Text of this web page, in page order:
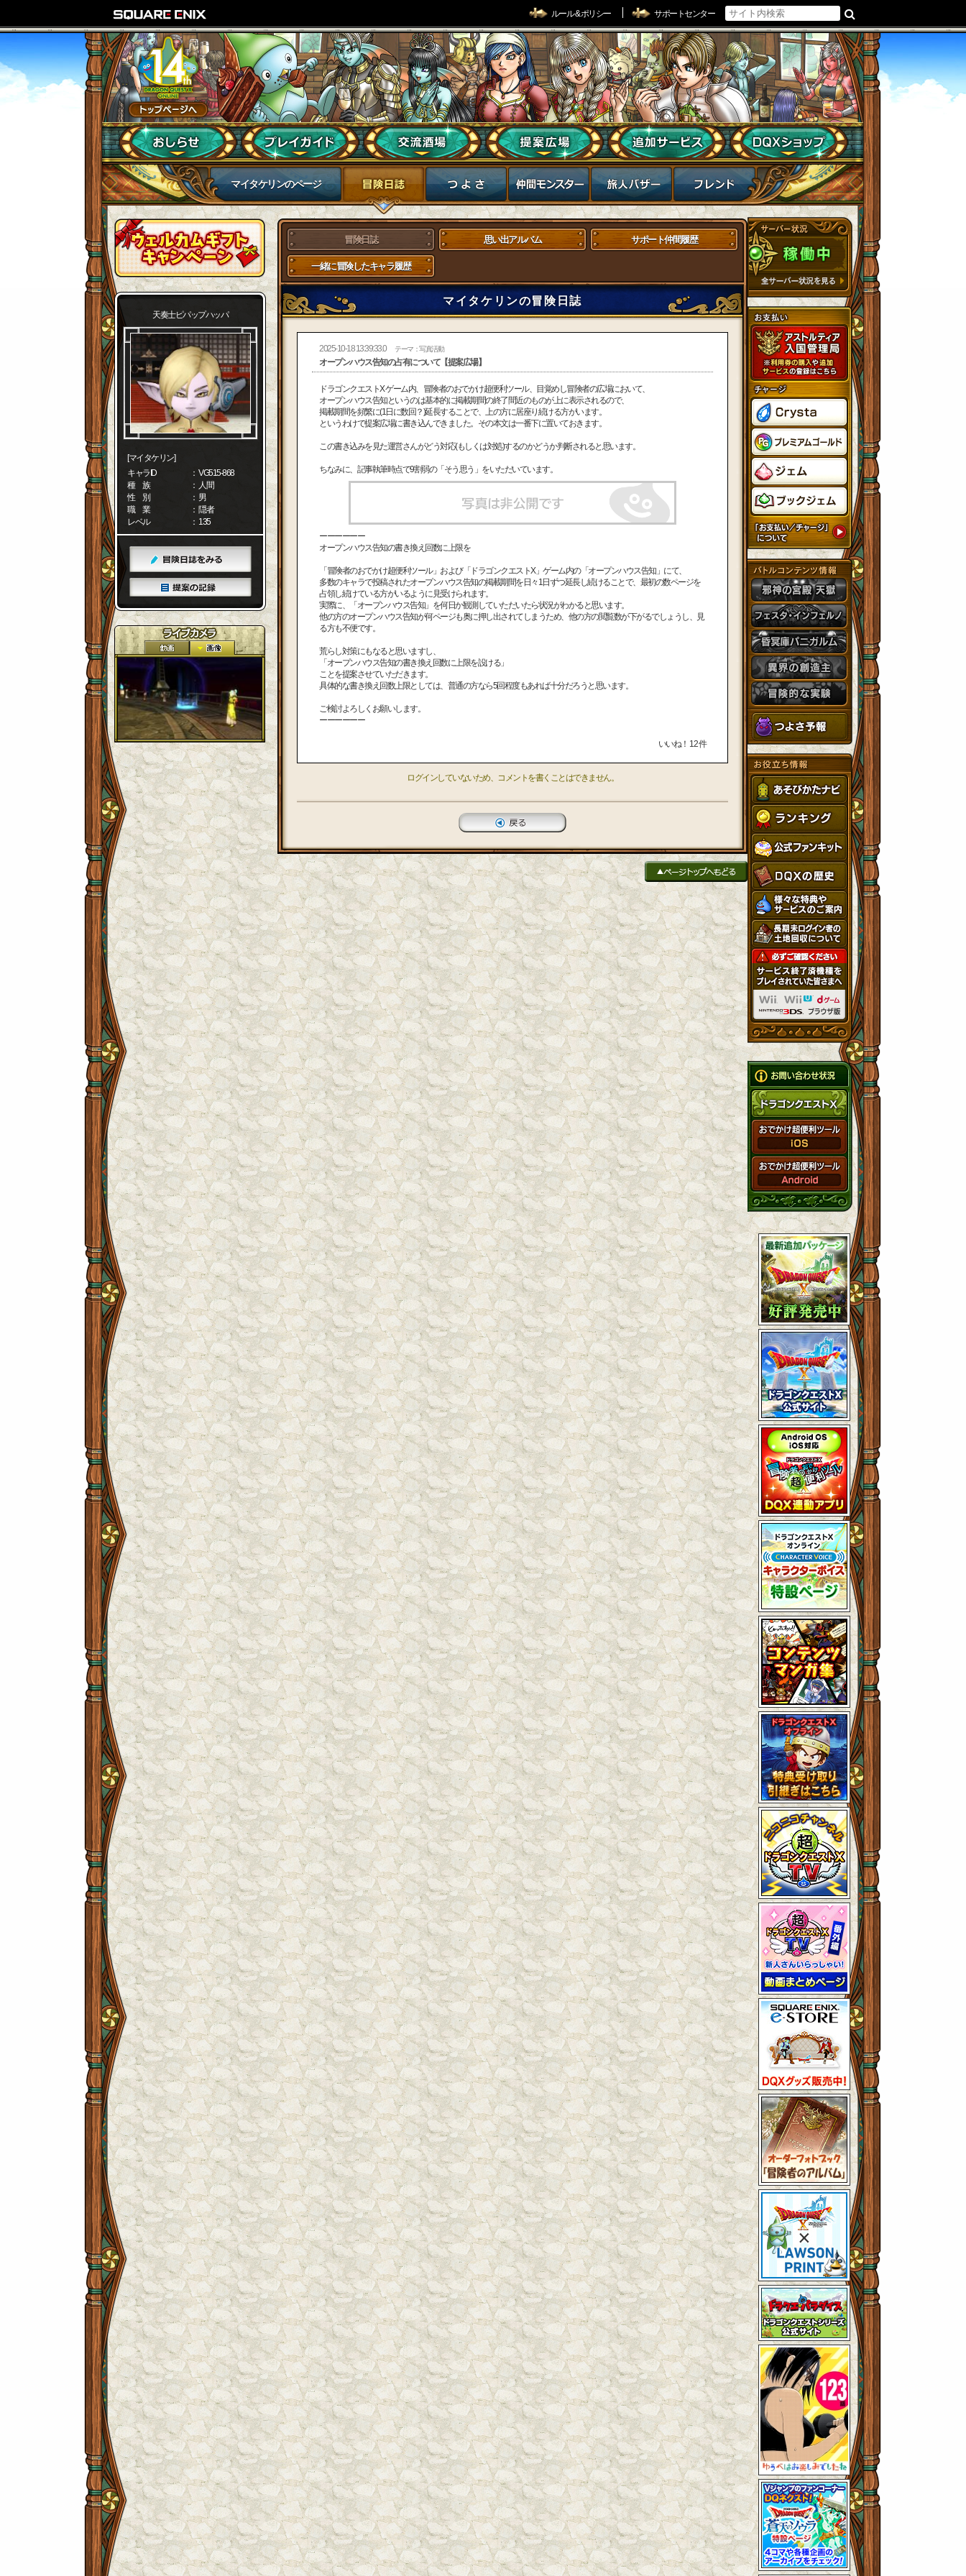
ルール & ポリシー サポートセンター
マイタケリンのページ
天奏士ピパップハッパ
[マイタケリン]
キャラID
： VG515-868
種 族
： 人間
性 別
： 男
職 業
： 隠者
レベル
： 135
冒険日誌 思い出アルバム サポート仲間履歴
一緒に冒険したキャラ履歴
マイタケリンの冒険日誌
2025-10-18 13:39:33.0 テーマ：写真活動
オープンハウス告知の占有について【提案広場】
ドラゴンクエストX ゲーム内、冒険者のおでかけ超便利ツール、目覚めし冒険者の広場において、
オープンハウス告知というのは基本的に掲載期間の終了間近のものが上に表示されるので、
掲載期間を頻繁に(1日に数回？)延長することで、上の方に居座り続ける方がいます。
というわけで提案広場に書き込んできました。その本文は一番下に置いておきます。
この書き込みを見た運営さんがどう対応(もしくは対処)するのかどうか判断されると思います。
ちなみに、記事執筆時点で9割弱の「そう思う」をいただいています。
ーーーーーー
オープンハウス告知の書き換え回数に上限を
「冒険者のおでかけ超便利ツール」および「ドラゴンクエストX」ゲーム内の「オープンハウス告知」にて、
多数のキャラで投稿されたオープンハウス告知の掲載期間を日々1日ずつ延長し続けることで、最初の数ページを
占領し続けている方がいるように見受けられます。
実際に、「オープンハウス告知」を何日か観測していただいたら状況がわかると思います。
他の方のオープンハウス告知が何ページも奥に押し出されてしまうため、他の方の閲覧数が下がるでしょうし、見
る方も不便です。
荒らし対策にもなると思いますし、
「オープンハウス告知の書き換え回数に上限を設ける」
ことを提案させていただきます。
具体的な書き換え回数上限としては、普通の方なら5回程度もあれば十分だろうと思います。
ご検討よろしくお願いします。
ーーーーーー
いいね！ 12件
ログインしていないため、コメントを書くことはできません。